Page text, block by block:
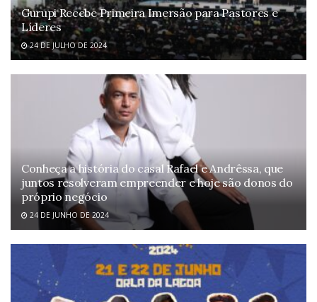
Gurupi Recebe Primeira Imersão para Pastores e
Líderes
24 DE JULHO DE 2024
Conheça a história do casal Rafael e Andrêssa, que
juntos resolveram empreender e hoje são donos do
próprio negócio
24 DE JUNHO DE 2024